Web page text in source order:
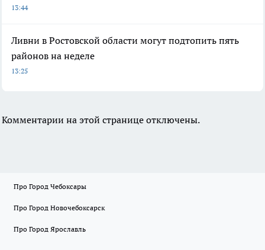
13:44
Ливни в Ростовской области могут подтопить пять
районов на неделе
13:25
Комментарии на этой странице отключены.
Про Город Чебоксары
Про Город Новочебоксарск
Про Город Ярославль